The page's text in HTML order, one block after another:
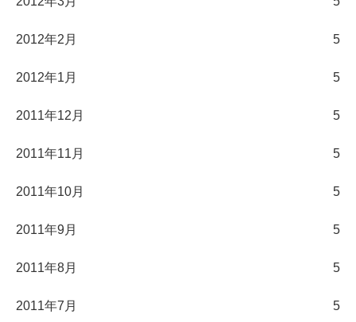
2012年2月 5
2012年1月 5
2011年12月 5
2011年11月 5
2011年10月 5
2011年9月 5
2011年8月 5
2011年7月 5